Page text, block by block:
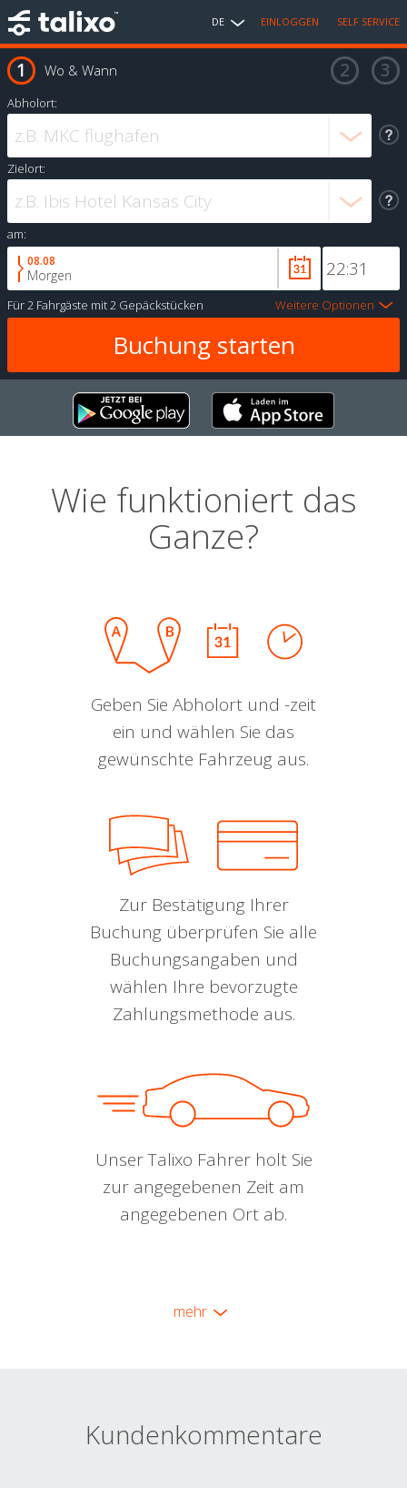
DE EINLOGGEN SELF SERVICE
Wo & Wann
Abholort:
Zielort:
am:
08.08
Morgen
Für2 Fahrgäste mit2 Gepäckstücken Weitere Optionen
Wie funktioniert das
Ganze?
Geben Sie Abholort und -zeit
ein und wählen Sie das
gewünschte Fahrzeug aus.
Zur Bestätigung Ihrer
Buchung überprüfen Sie alle
Buchungsangaben und
wählen Ihre bevorzugte
Zahlungsmethode aus.
Unser Talixo Fahrer holt Sie
zur angegebenen Zeit am
angegebenen Ort ab.
mehr
Kundenkommentare